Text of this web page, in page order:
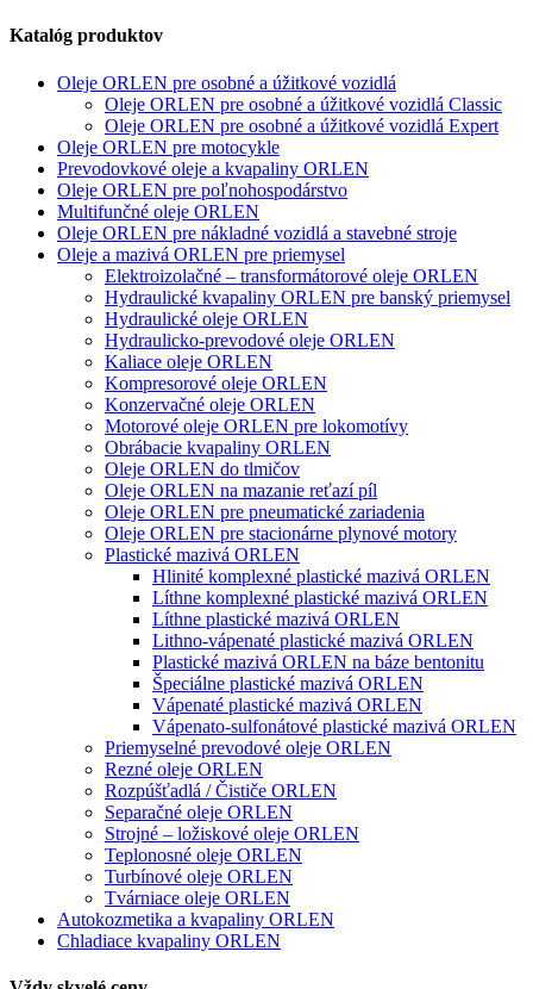
Katalóg produktov
Oleje ORLEN pre osobné a úžitkové vozidlá
Oleje ORLEN pre osobné a úžitkové vozidlá Classic
Oleje ORLEN pre osobné a úžitkové vozidlá Expert
Oleje ORLEN pre motocykle
Prevodovkové oleje a kvapaliny ORLEN
Oleje ORLEN pre poľnohospodárstvo
Multifunčné oleje ORLEN
Oleje ORLEN pre nákladné vozidlá a stavebné stroje
Oleje a mazivá ORLEN pre priemysel
Elektroizolačné – transformátorové oleje ORLEN
Hydraulické kvapaliny ORLEN pre banský priemysel
Hydraulické oleje ORLEN
Hydraulicko-prevodové oleje ORLEN
Kaliace oleje ORLEN
Kompresorové oleje ORLEN
Konzervačné oleje ORLEN
Motorové oleje ORLEN pre lokomotívy
Obrábacie kvapaliny ORLEN
Oleje ORLEN do tlmičov
Oleje ORLEN na mazanie reťazí píl
Oleje ORLEN pre pneumatické zariadenia
Oleje ORLEN pre stacionárne plynové motory
Plastické mazivá ORLEN
Hlinité komplexné plastické mazivá ORLEN
Líthne komplexné plastické mazivá ORLEN
Líthne plastické mazivá ORLEN
Lithno-vápenaté plastické mazivá ORLEN
Plastické mazivá ORLEN na báze bentonitu
Špeciálne plastické mazivá ORLEN
Vápenaté plastické mazivá ORLEN
Vápenato-sulfonátové plastické mazivá ORLEN
Priemyselné prevodové oleje ORLEN
Rezné oleje ORLEN
Rozpúšťadlá / Čističe ORLEN
Separačné oleje ORLEN
Strojné – ložiskové oleje ORLEN
Teplonosné oleje ORLEN
Turbínové oleje ORLEN
Tvárniace oleje ORLEN
Autokozmetika a kvapaliny ORLEN
Chladiace kvapaliny ORLEN